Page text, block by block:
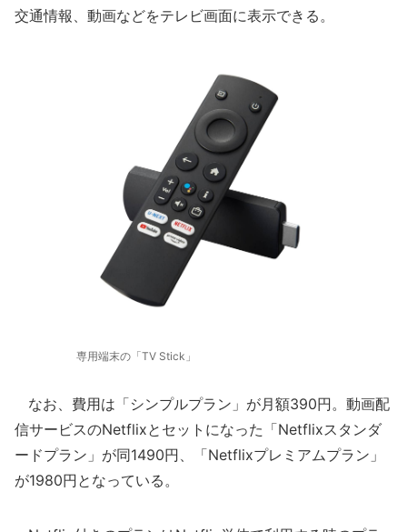
交通情報、動画などをテレビ画面に表示できる。
専用端末の「TV Stick」
なお、費用は「シンプルプラン」が月額390円。動画配
信サービスのNetflixとセットになった「Netflixスタンダ
ードプラン」が同1490円、「Netflixプレミアムプラン」
が1980円となっている。